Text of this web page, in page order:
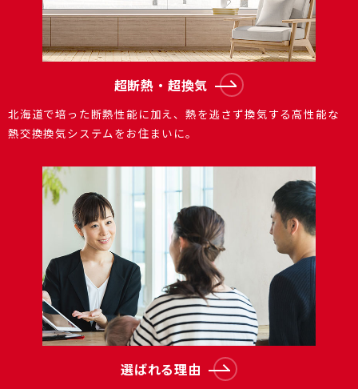
超断熱・超換気
北海道で培った断熱性能に加え、熱を逃さず換気する⾼性能な
熱交換換気システムをお住まいに。
選ばれる理由